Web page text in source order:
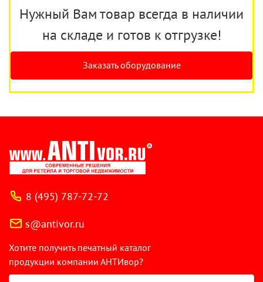
Нужный Вам товар всегда в наличии
на складе и готов к отгрузке!
Заказать оборудование
8 (495) 787-72-72
s@antivor.ru
Хотите получить печатный каталог
продукции компании АНТИвор?